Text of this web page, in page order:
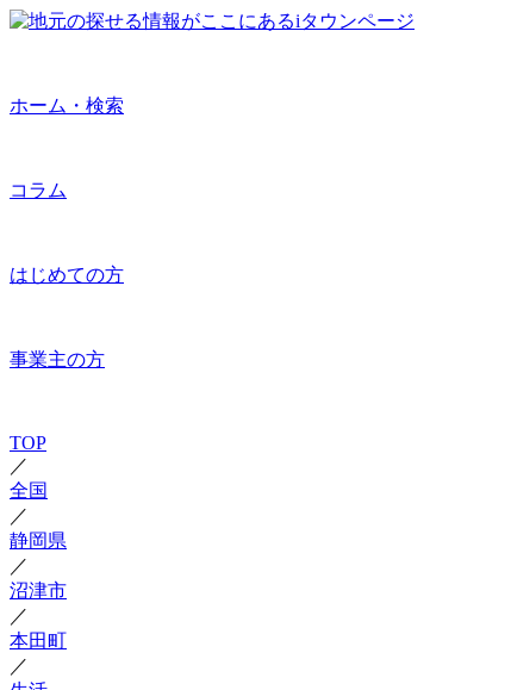
ホーム・検索
コラム
はじめての方
事業主の方
TOP
／
全国
／
静岡県
／
沼津市
／
本田町
／